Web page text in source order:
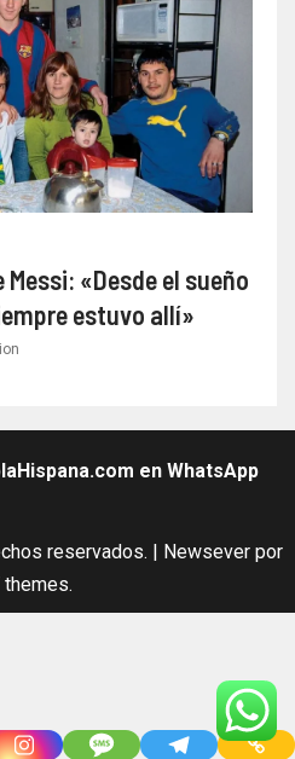
«Desde el sueño
estuvo allí»
en WhatsApp
reservados. Newseverpor
themes.